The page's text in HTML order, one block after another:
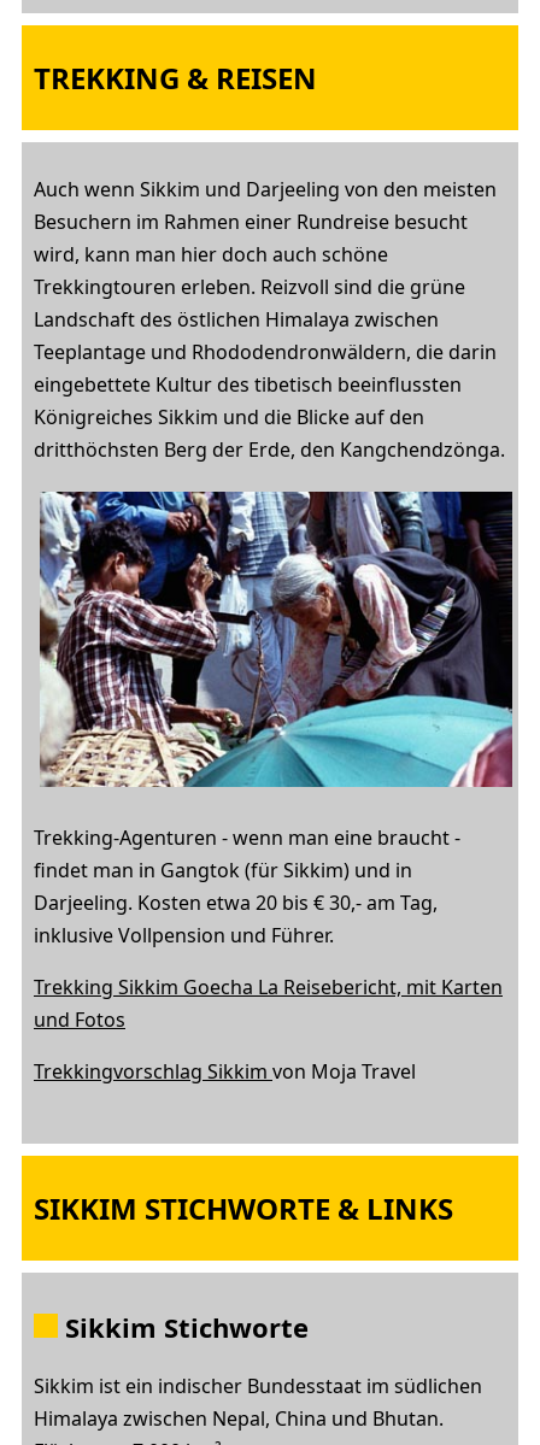
TREKKING & REISEN
Auch wenn Sikkim und Darjeeling von den meisten
Besuchern im Rahmen einer Rundreise besucht
wird, kann man hier doch auch schöne
Trekkingtouren erleben. Reizvoll sind die grüne
Landschaft des östlichen Himalaya zwischen
Teeplantage und Rhododendronwäldern, die darin
eingebettete Kultur des tibetisch beeinflussten
Königreiches Sikkim und die Blicke auf den
dritthöchsten Berg der Erde, den Kangchendzönga.
Trekking-Agenturen - wenn man eine braucht -
findet man in Gangtok (für Sikkim) und in
Darjeeling. Kosten etwa 20 bis € 30,- am Tag,
inklusive Vollpension und Führer.
Trekking Sikkim Goecha La Reisebericht, mit Karten
und Fotos
Trekkingvorschlag Sikkim von Moja Travel
SIKKIM STICHWORTE & LINKS
Sikkim Stichworte
Sikkim ist ein indischer Bundesstaat im südlichen
Himalaya zwischen Nepal, China und Bhutan.